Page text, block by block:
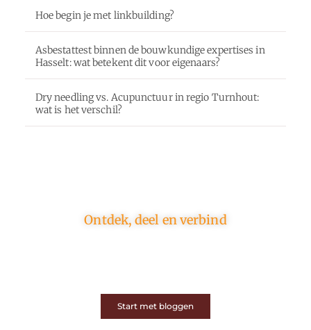
Hoe begin je met linkbuilding?
Asbestattest binnen de bouwkundige expertises in
Hasselt: wat betekent dit voor eigenaars?
Dry needling vs. Acupunctuur in regio Turnhout:
wat is het verschil?
Ontdek, deel en verbind
Start met bloggen